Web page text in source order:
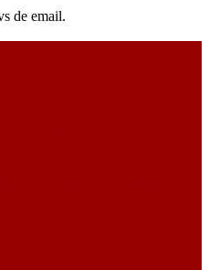
de email.